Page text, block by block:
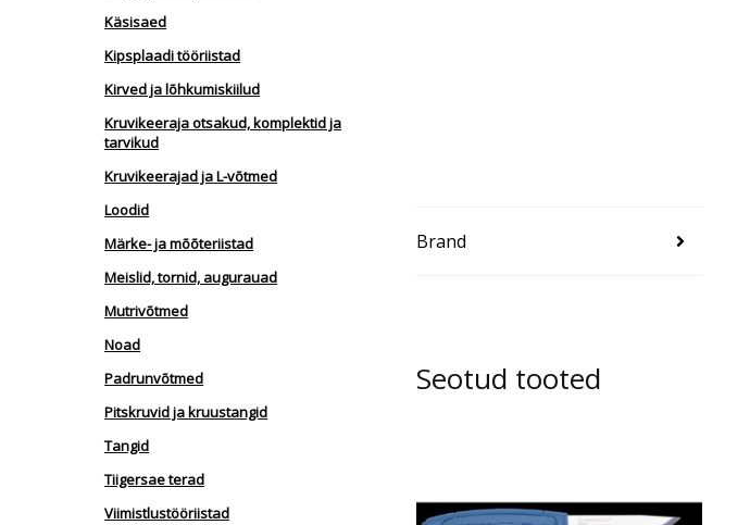
Brand
Seotud tooted
Käsisaed
Kipsplaadi tööriistad
Kirved ja lõhkumiskiilud
Kruvikeeraja otsakud, komplektid ja
tarvikud
Kruvikeerajad ja L-võtmed
Loodid
Märke- ja mõõteriistad
Meislid, tornid, augurauad
Mutrivõtmed
Noad
Padrunvõtmed
Pitskruvid ja kruustangid
Tangid
Tiigersae terad
Viimistlustööriistad